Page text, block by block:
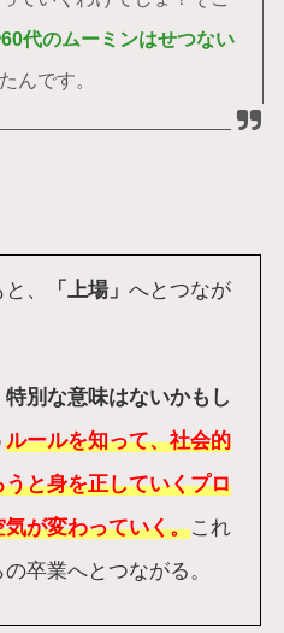
代のムーミンはせつない
んです。
、 「上場」へとつなが
別な意味はないかもし
ルールを知って、社会的
と身を正していくプロ
が変わっていく。これ
卒業へとつながる。